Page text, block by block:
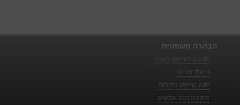
הבהרה משפטית
זכויות יוצרים
תנאי שימוש בפורום
מחיקת תכני גולשים